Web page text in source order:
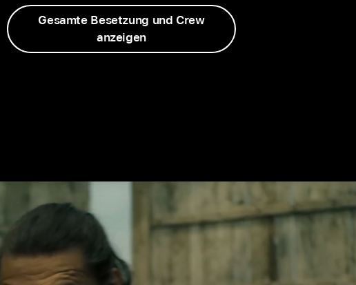
Gesamte Besetzung und Crew
anzeigen